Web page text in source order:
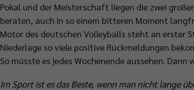
Pokal und der Meisterschaft liegen die zwei
beraten, auch in so einem bitteren Moment
Motor des deutschen Volleyballs steht an erster
Niederlage so viele positive Rückmeldungen
So müsste es jedes Wochenende aussehen.
Im Sport ist es das Beste, wenn man nicht lange